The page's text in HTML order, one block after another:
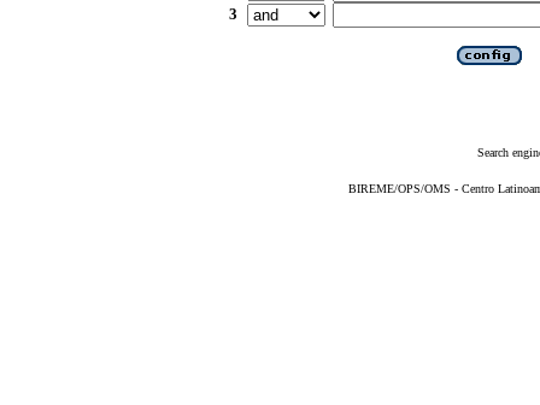
3
Search
BIREME/OPS/OMS - Centro